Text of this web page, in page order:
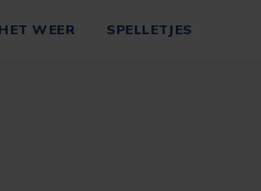
HET WEER SPELLETJES